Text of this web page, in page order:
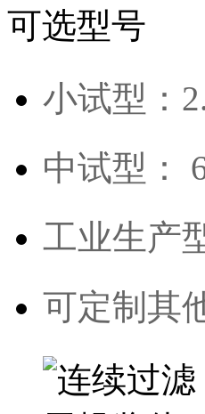
可选型号
小试型：
中试型：
工业生产
可定制其